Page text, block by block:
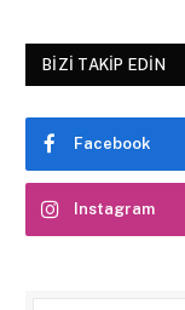
BIZI TAKIP EDIN
Facebook
Instagram